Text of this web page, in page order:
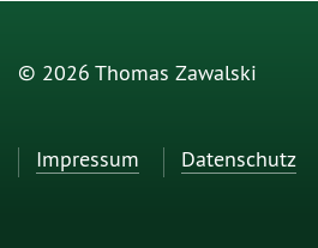
© 2026 Thomas Zawalski
Impressum Datenschutz